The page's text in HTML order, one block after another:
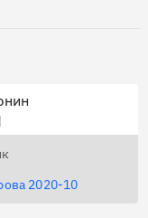
2020-10